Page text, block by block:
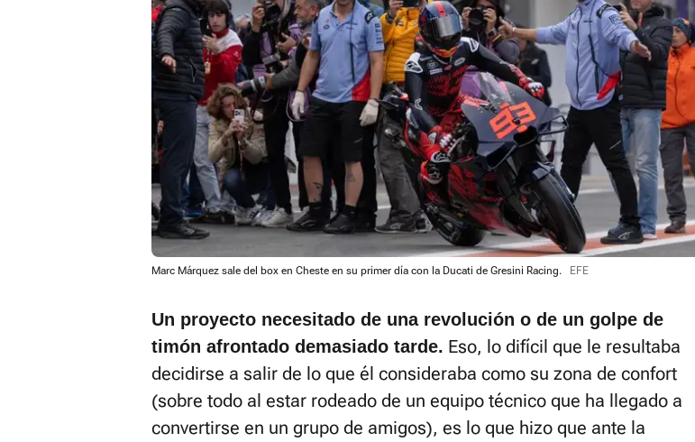
Marc Márquez sale del box en Cheste en su primer día con la Ducati de Gresini Racing. EFE
Un proyecto necesitado de una revolución o de un golpe de
timón afrontado demasiado tarde. Eso, lo difícil que le resultaba
decidirse a salir de lo que él consideraba como su zona de confort
(sobre todo al estar rodeado de un equipo técnico que ha llegado a
convertirse en un grupo de amigos), es lo que hizo que ante la